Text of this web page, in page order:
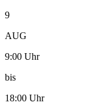
9
AUG
9:00 Uhr
bis
18:00 Uhr